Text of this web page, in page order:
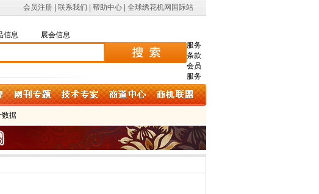
会员注册| 联系我们 帮助中心| 全球绣花机网国际站
信息 展会信息
服务
条款
会员
服务
数据